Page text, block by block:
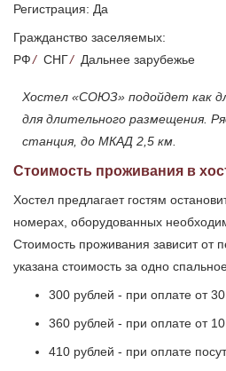
Регистрация: Да
Гражданство заселяемых:
РФ/ СНГ/ Дальнее зарубежье
Хостел «СОЮЗ» подойдет как
для длительного размещения.
станция, до МКАД 2,5 км.
Стоимость проживания в
Хостел предлагает гостям
номерах, оборудованных
Стоимость проживания зависит от
указана стоимость за одно
300 рублей - при оплате от 30
360 рублей - при оплате от 10
410 рублей - при оплате